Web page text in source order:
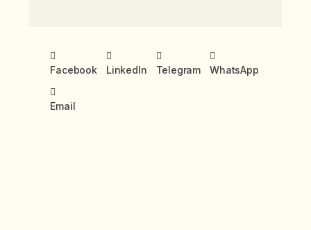
Facebook LinkedIn Telegram WhatsApp
Email